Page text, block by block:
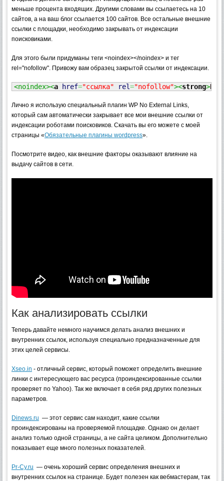
меньше процента входящих. Другими словами вы ссылаетесь на 10
сайтов, а на ваш блог ссылается 100 сайтов. Все остальные внешние
ссылки с площадки, необходимо закрывать от индексации
поисковиками.
Для этого были придуманы теги <noindex></noindex> и тег
rel="nofollow". Привожу вам образец закрытой ссылки от индексации.
<noindex><a href="ссылка" rel="nofollow"><strong>
Лично я использую специальный плагин WP No External Links,
который сам автоматически закрывает все мои внешние ссылки от
индексации роботами поисковиков. Скачать вы его можете с моей
страницы «Обязательные плагины wordpress».
Посмотрите видео, как внешние факторы оказывают влияние на
выдачу сайтов в сети.
Как анализировать ссылки
Теперь давайте немного научимся делать анализ внешних и
внутренних ссылок, используя специально предназначенные для
этих целей сервисы.
Xseo.in - отличный сервис, который поможет определить внешние
линки с интересующего вас ресурса (проиндексированные ссылки
проверяет по Yahoo). Так же включает в себя ряд других полезных
параметров.
Dinews.ru — этот сервис сам находит, какие ссылки
проиндексированы на проверяемой площадке. Однако он делает
анализ только одной страницы, а не сайта целиком. Дополнительно
показывает еще много полезных показателей.
Pr-Cy.ru — очень хороший сервис определения внешних и
внутренних ссылок на странице. Будет полезен как вебмастерам, так